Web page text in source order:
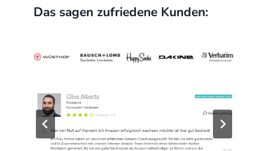
Das sagen zufriedene Kunden: